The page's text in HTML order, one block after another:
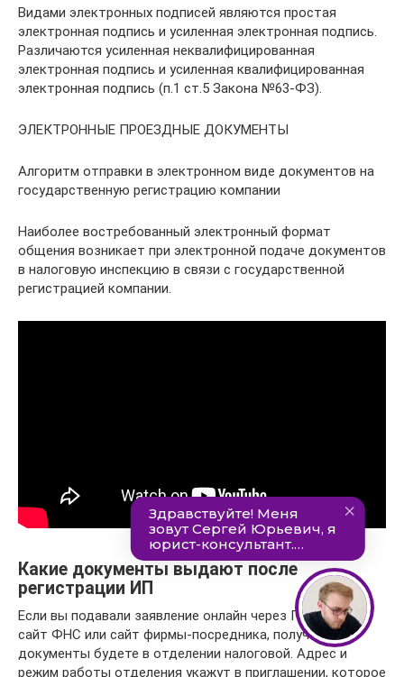
Видами электронных подписей являются простая
электронная подпись и усиленная электронная подпись.
Различаются усиленная неквалифицированная
электронная подпись и усиленная квалифицированная
электронная подпись (п.1 ст.5 Закона №63-ФЗ).
ЭЛЕКТРОННЫЕ ПРОЕЗДНЫЕ ДОКУМЕНТЫ
Алгоритм отправки в электронном виде документов на
государственную регистрацию компании
Наиболее востребованный электронный формат
общения возникает при электронной подаче документов
в налоговую инспекцию в связи с государственной
регистрацией компании.
Какие документы выдают после
регистрации ИП
Если вы подавали заявление онлайн через Госуслуги,
сайт ФНС или сайт фирмы-посредника, получать
документы будете в отделении налоговой. Адрес и
режим работы отделения укажут в приглашении, которое